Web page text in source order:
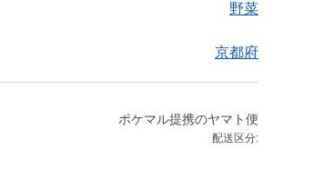
野菜
京都府
ポケマル提携のヤマト便
配送区分: